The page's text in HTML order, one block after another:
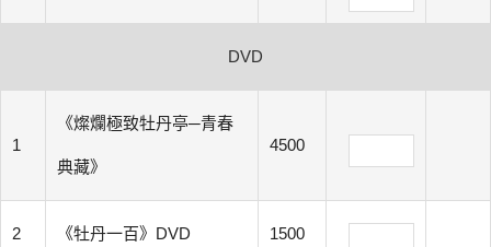
DVD
1
《燦爛極致牡丹亭─青春
典藏》
4500
2 《牡丹一百》DVD 1500